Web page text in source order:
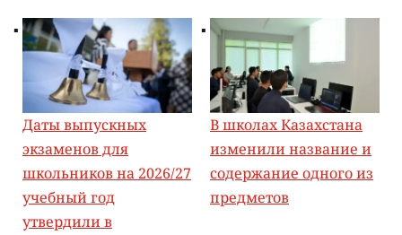
Даты выпускных
экзаменов для
школьников на 2026/27
учебный год
утвердили в
В школах Казахстана
изменили название и
содержание одного из
предметов